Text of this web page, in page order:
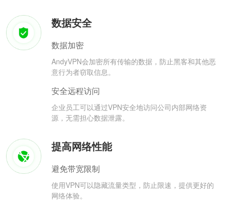
数据安全
数据加密
AndyVPN会加密所有传输的数据，防止黑客和其他恶
意行为者窃取信息。
安全远程访问
企业员工可以通过VPN安全地访问公司内部网络资
源，无需担心数据泄露。
提高网络性能
避免带宽限制
使用VPN可以隐藏流量类型，防止限速，提供更好的
网络体验。